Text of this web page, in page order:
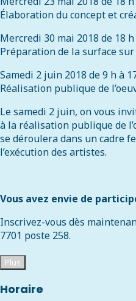
Élaboration du concept et
Mercredi 30 mai 2018 de 18
Préparation de la surface
Samedi 2 juin 2018 de 9 h à
Réalisation publique de
Le samedi 2 juin, on vous
à la réalisation publique de
se déroulera dans un cadre
l’exécution des artistes.
Vous avez envie de
Inscrivez-vous dès
7701 poste 258.
Plus
Horaire